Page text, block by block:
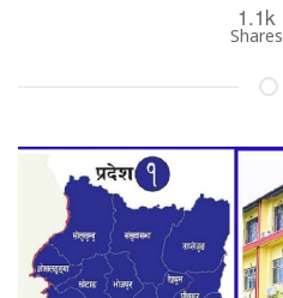
1.1k
Shares